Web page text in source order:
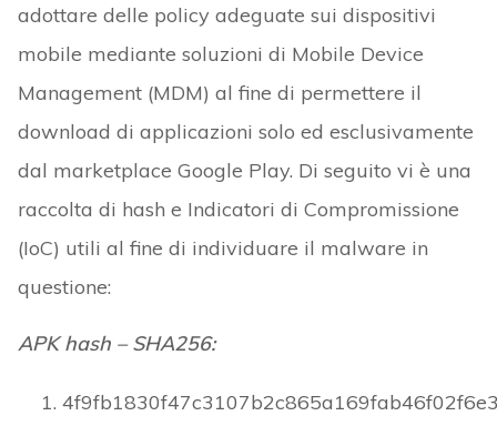
adottare delle policy adeguate sui dispositivi
mobile mediante soluzioni di Mobile Device
Management (MDM) al fine di permettere il
download di applicazioni solo ed esclusivamente
dal marketplace Google Play. Di seguito vi è una
raccolta di hash e Indicatori di Compromissione
(IoC) utili al fine di individuare il malware in
questione:
APK hash – SHA256: